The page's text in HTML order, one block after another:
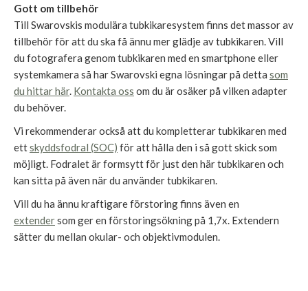
Gott om tillbehör
Till Swarovskis modulära tubkikaresystem finns det massor av
tillbehör för att du ska få ännu mer glädje av tubkikaren. Vill
du fotografera genom tubkikaren med en smartphone eller
systemkamera så har Swarovski egna lösningar på detta som
du hittar här. Kontakta oss om du är osäker på vilken adapter
du behöver.
Vi rekommenderar också att du kompletterar tubkikaren med
ettskyddsfodral (SOC) för att hålla den i så gott skick som
möjligt. Fodralet är formsytt för just den här tubkikaren och
kan sitta på även när du använder tubkikaren.
Vill du ha ännu kraftigare förstoring finns även en
extendersom ger en förstoringsökning på 1,7x. Extendern
sätter du mellan okular- och objektivmodulen.